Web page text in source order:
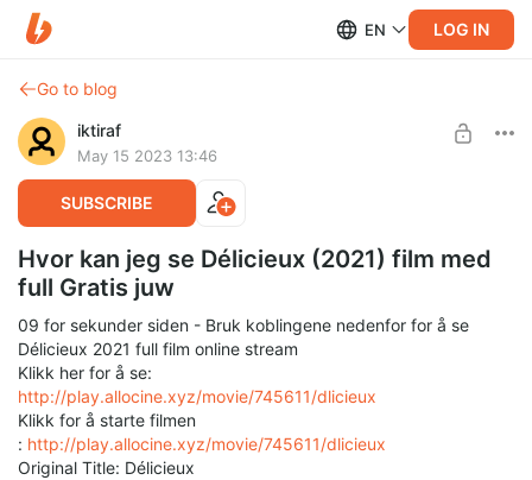
EN LOG IN
Go to blog
iktiraf
May 15 2023 13:46
SUBSCRIBE
Hvor kan jeg se Délicieux (2021) film med
full Gratis juw
09 for sekunder siden - Bruk koblingene nedenfor for å se
Délicieux 2021 full film online stream
Klikk her for å se:
http://play.allocine.xyz/movie/745611/dlicieux
Klikk for å starte filmen
: http://play.allocine.xyz/movie/745611/dlicieux
Original Title: Délicieux